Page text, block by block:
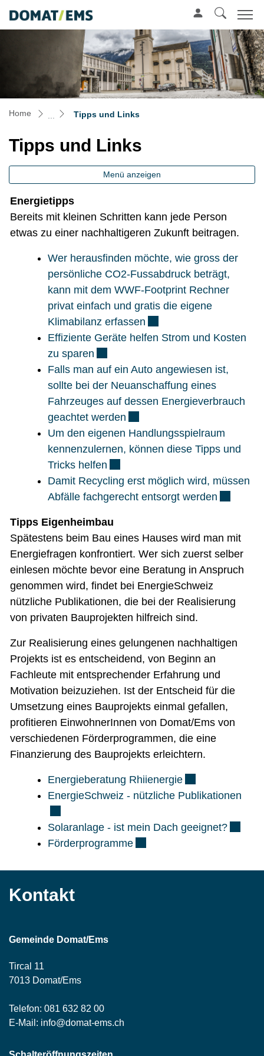
zur Startseite
Direkt zur Hauptnavigation
Direkt zum Inhalt
Direkt zur Suche
Direkt zum Stichwortverzeichnis
Mustergemeinde
Home Tipps und Links
Tipps und Links
Menü anzeigen
Energietipps
Bereits mit kleinen Schritten kann jede Person
etwas zu einer nachhaltigeren Zukunft beitragen.
Wer herausfinden möchte, wie gross der
persönliche CO2-Fussabdruck beträgt,
kann mit dem WWF-Footprint Rechner
privat einfach und gratis die eigene
Klimabilanz erfassen
Effiziente Geräte helfen Strom und Kosten
zu sparen
Falls man auf ein Auto angewiesen ist,
sollte bei der Neuanschaffung eines
Fahrzeuges auf dessen Energieverbrauch
geachtet werden
Um den eigenen Handlungsspielraum
kennenzulernen, können diese Tipps und
Tricks helfen
Damit Recycling erst möglich wird, müssen
Abfälle fachgerecht entsorgt werden
Tipps Eigenheimbau
Spätestens beim Bau eines Hauses wird man mit
Energiefragen konfrontiert. Wer sich zuerst selber
einlesen möchte bevor eine Beratung in Anspruch
genommen wird, findet bei EnergieSchweiz
nützliche Publikationen, die bei der Realisierung
von privaten Bauprojekten hilfreich sind.
Zur Realisierung eines gelungenen nachhaltigen
Projekts ist es entscheidend, von Beginn an
Fachleute mit entsprechender Erfahrung und
Motivation beizuziehen. Ist der Entscheid für die
Umsetzung eines Bauprojekts einmal gefallen,
profitieren EinwohnerInnen von Domat/Ems von
verschiedenen Förderprogrammen, die eine
Finanzierung des Bauprojekts erleichtern.
Energieberatung RhiienergieExterner Link
EnergieSchweiz - nützliche Publikationen
Solaranlage - ist mein Dach geeignet?
FörderprogrammeExterner Link wird in
Kontakt
Gemeinde Domat/Ems
Tircal 11
7013 Domat/Ems
Telefon: 081 632 82 00
E-Mail: info@domat-ems.ch